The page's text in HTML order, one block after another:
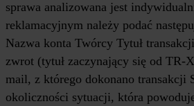
sprawa analizowana jest
reklamacyjnym należy podać
Nazwa konta Twórcy Tytuł
zwrot (tytuł zaczynający się od
mail, z którego dokonano transakcji
okoliczności sytuacji, która